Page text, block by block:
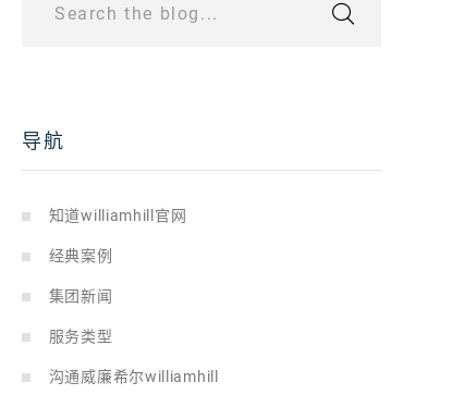
Search the blog...
导航
知道williamhill官网
经典案例
集团新闻
服务类型
沟通威廉希尔williamhill